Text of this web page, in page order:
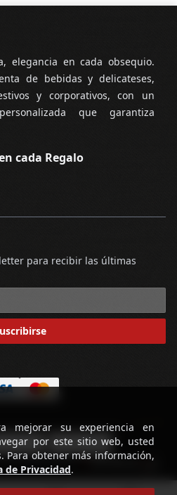
mejorar su experiencia en
por este sitio web, usted
Para obtener más información,
de Privacidad.
elegancia en cada obsequio.
de bebidas y delicateses,
y corporativos, con un
que garantiza
cada Regalo
para recibir las últimas
- Contáctenos
powered by